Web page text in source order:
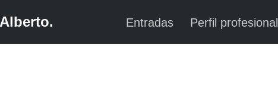
Entradas Perfil profesional